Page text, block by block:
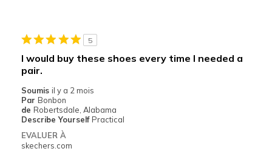
Casual Wear
Width
Sizing
View On Shoes
5
I would buy these shoes every time I needed a
pair.
Soumis il y a 2 mois
Par Bonbon
de Robertsdale, Alabama
Describe Yourself Practical
EVALUER À
skechers.com